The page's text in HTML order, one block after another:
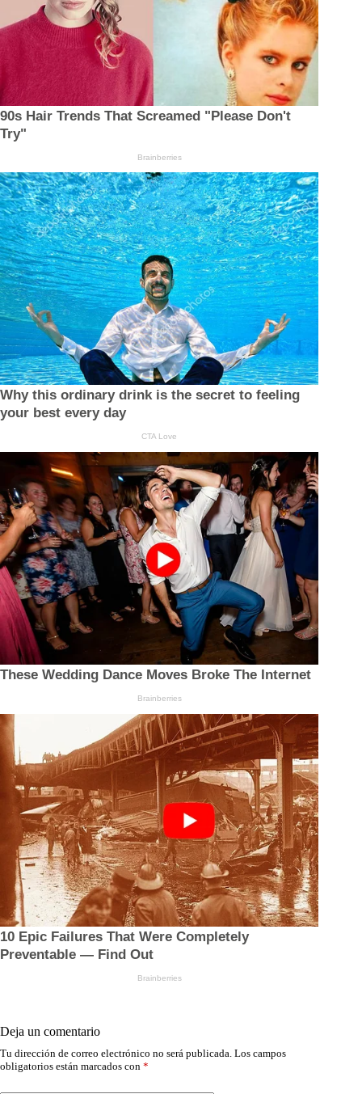
Deja un comentario
Tu dirección de correo electrónico no será publicada. Los campos
obligatorios están marcados con *